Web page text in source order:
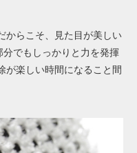
からこそ、見た目が美しい
分でもしっかりと力を発揮
が楽しい時間になること間